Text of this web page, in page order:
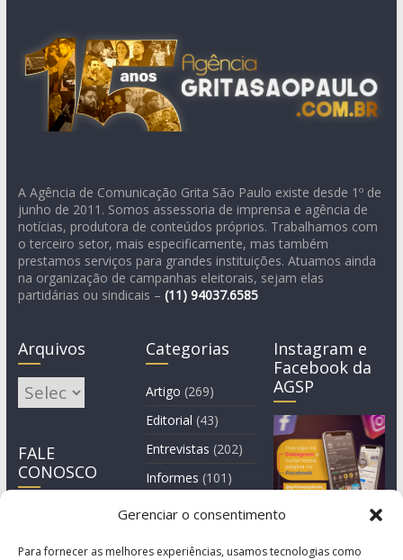
Gerenciar o consentimento
Para fornecer as melhores experiências, usamos tecnologias como
A Agência de Comunicação Grita São Paulo existe desde 1º de
junho de 2011. Somos assessoria de imprensa e agência de
notícias, produtora de conteúdos próprios. Trabalhamos com
o terceiro setor, mais especificamente, mas também
prestamos serviços para grandes instituições. Atuamos ainda
na organização de campanhas eleitorais, sejam elas
partidárias ou sindicais – (11) 94037.6585
Arquivos
Arquivos
FALE
CONOSCO
Categorias
Artigo (269)
Editorial (43)
Entrevistas (202)
Informes (101)
Instagram e
Facebook da
AGSP